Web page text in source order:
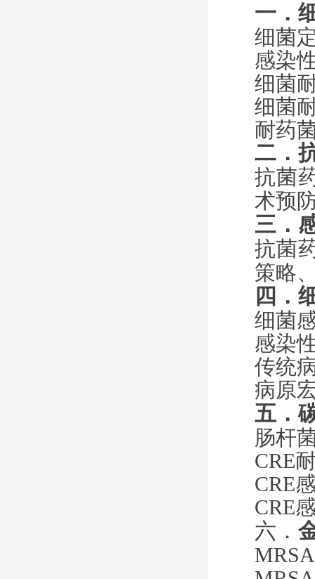
一．
细菌
感染
细菌
细菌
耐药
二．
抗菌
术预
三．
抗菌
策略
四．
细菌
感染
传统
病原
五．
肠杆
CRE
CRE
CRE
六．